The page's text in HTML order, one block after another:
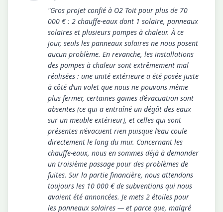
"Gros projet confié à O2 Toit pour plus de 70
000 € : 2 chauffe-eaux dont 1 solaire, panneaux
solaires et plusieurs pompes à chaleur. À ce
jour, seuls les panneaux solaires ne nous posent
aucun problème. En revanche, les installations
des pompes à chaleur sont extrêmement mal
réalisées : une unité extérieure a été posée juste
à côté d’un volet que nous ne pouvons même
plus fermer, certaines gaines d’évacuation sont
absentes (ce qui a entraîné un dégât des eaux
sur un meuble extérieur), et celles qui sont
présentes n’évacuent rien puisque l’eau coule
directement le long du mur. Concernant les
chauffe-eaux, nous en sommes déjà à demander
un troisième passage pour des problèmes de
fuites. Sur la partie financière, nous attendons
toujours les 10 000 € de subventions qui nous
avaient été annoncées. Je mets 2 étoiles pour
les panneaux solaires — et parce que, malgré